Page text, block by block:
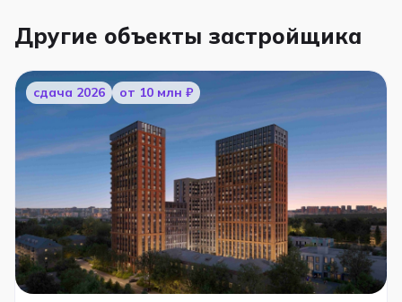
Другие объекты застройщика
cдача 2026 от 10 млн ₽